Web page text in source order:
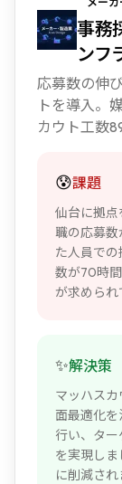
事務
ンフ
応募数の伸
トを導入。
カウト工数
😰課題
仙台に拠
職の応募数
た人員で
数が70時
が求められ
✨解決策
マッハス
面最適化を
行い、タ
を実現し
に削減され